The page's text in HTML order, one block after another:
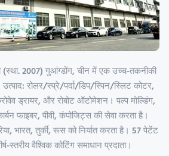
2007) गुआंग्डोंग, चीन में एक उच्च-तकनीकी
रोलर/स्प्रे/पर्दा/डिप/स्पिन/स्लिट कोटर,
ड्रायर, और रोबोट ऑटोमेशन। पल्प मोल्डिंग,
फाइबर, पीवी, कंपोजिट्स की सेवा करता है।
भारत, तुर्की, रूस को निर्यात करता है। 57 पेटेंट
स्तरीय वैश्विक कोटिंग समाधान प्रदाता।